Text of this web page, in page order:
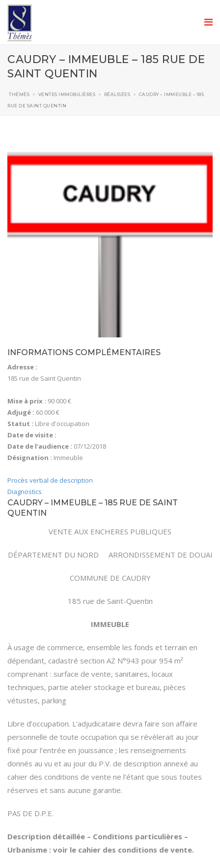
CAUDRY – IMMEUBLE – 185 RUE DE
SAINT QUENTIN
THÉMÈS > VENTES IMMOBILIÈRES > RÉALISÉES > CAUDRY – IMMEUBLE – 185
RUE DE SAINT QUENTIN
INFORMATIONS COMPLÉMENTAIRES
Adresse :
185 rue de Saint Quentin
Mise à prix : 90 000 €
Adjugé : 60 000 €
Statut : Libre d'occupation
Date de visite :
Date de l'audience : 07/12/2018
Désignation : Immeuble
Procès verbal de description
Diagnostics
CAUDRY – IMMEUBLE – 185 RUE DE SAINT
QUENTIN
VENTE AUX ENCHERES PUBLIQUES
DÉPARTEMENT DU NORD ARRONDISSEMENT DE DOUAI
COMMUNE DE CAUDRY
185 rue de Saint-Quentin
IMMEUBLE
À usage de commerce, ensemble les fonds et terrain en
dépendant, cadastré section AZ N°943 pour 954 m²
comprenant : surface de vente, sanitaires, locaux
techniques, partie atelier stockage et bureau, pièces
vétustes, parking
Libre d’occupation. L’adjudicataire devra faire son affaire
personnelle de toute occupation qui se révèlerait au jour
fixé pour l’entrée en jouissance ; les renseignements
donnés au vu et au jour du P.V. de description annexé au
cahier des conditions de vente ne l’étant que sous toutes
réserves et sans aucune garantie.
PAS DE D.P.E.
Description détaillée – Conditions particulières –
Urbanisme : voir le cahier des conditions de vente.